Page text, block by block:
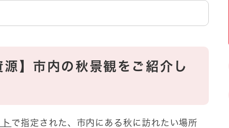
】市内の秋景観をご紹介し
で指定された、市内にある秋に訪れたい場所